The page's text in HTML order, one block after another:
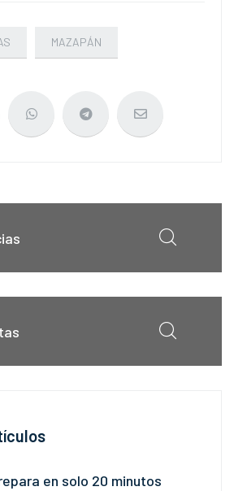
MAZAPÁN
en solo 20 minutos